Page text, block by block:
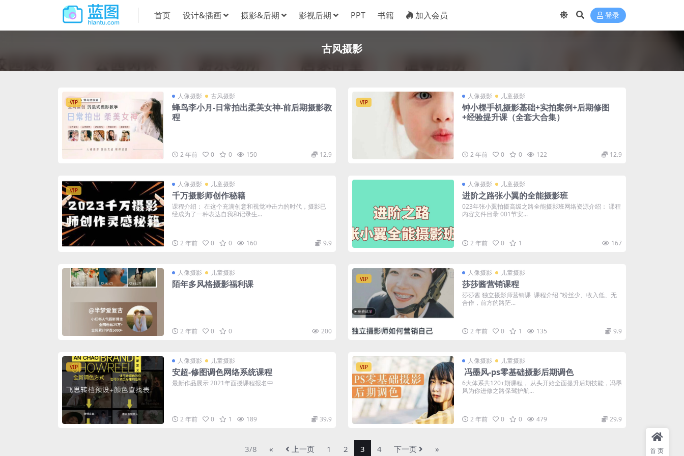
首页 设计&插画 摄影&后期 影视后期 PPT 书籍 加入会员 登录
古风摄影
VIP
人像摄影 古风摄影
蜂鸟李小月-日常拍出柔美女神-前后期摄影教
程
2 年前 0 0 150 12.9
VIP
人像摄影 儿童摄影
钟小棵手机摄影基础+实拍案例+后期修图
+经验提升课（全套大合集）
2 年前 0 0 122 12.9
VIP
人像摄影 儿童摄影
千万摄影师创作秘籍
课程介绍： 在这个充满创意和视觉冲击力的时代，摄影已
经成为了一种表达自我和记录生...
2 年前 0 0 160 9.9
人像摄影 儿童摄影
进阶之路张小翼的全能摄影班
023年张小翼拍摄高级之路全能摄影班网络资源介绍： 课程
内容文件目录 001节安...
2 年前 0 1 167
人像摄影 儿童摄影
陌年多风格摄影福利课
2 年前 0 0 200
VIP
人像摄影 儿童摄影
莎莎酱营销课程
莎莎酱 独立摄影师营销课 ​​​ 课程介绍 “粉丝少、收入低、无
合作，前方的路茫...
2 年前 0 1 135 9.9
VIP
人像摄影 儿童摄影
安超-修图调色网络系统课程
最新作品展示 2021年面授课程报名中
2 年前 0 1 189 39.9
VIP
人像摄影 儿童摄影
冯墨风-ps零基础摄影后期调色
6大体系共120+期课程， 从头开始全面提升后期技能，冯墨
风为你进修之路保驾护航...
2 年前 0 0 479 29.9
3/8 « 上一页 1 2 3 4 下一页 » 首页